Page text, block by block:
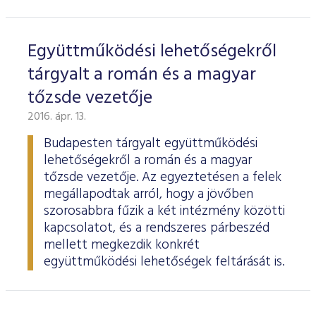
Együttműködési lehetőségekről
tárgyalt a román és a magyar
tőzsde vezetője
2016. ápr. 13.
Budapesten tárgyalt együttműködési
lehetőségekről a román és a magyar
tőzsde vezetője. Az egyeztetésen a felek
megállapodtak arról, hogy a jövőben
szorosabbra fűzik a két intézmény közötti
kapcsolatot, és a rendszeres párbeszéd
mellett megkezdik konkrét
együttműködési lehetőségek feltárását is.